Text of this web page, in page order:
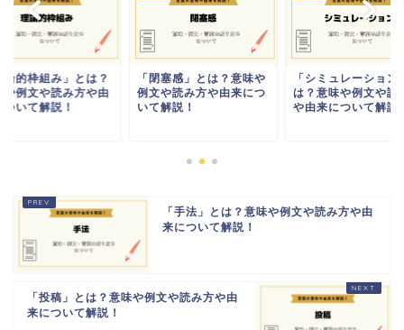
論的枠組み」とは？
や例文や読み方や由
ついて解説！
「閉塞感」とは？意味や
例文や読み方や由来につ
いて解説！
「シミュレーション
は？意味や例文や読
や由来について解説
「手法」とは？意味や例文や読み方や由
来について解説！
「投稿」とは？意味や例文や読み方や由
来について解説！